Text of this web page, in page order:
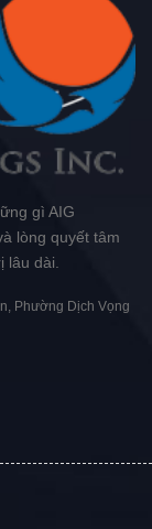
gì AIG
lòng quyết tâm
lâu dài.
Phường Dịch Vọng